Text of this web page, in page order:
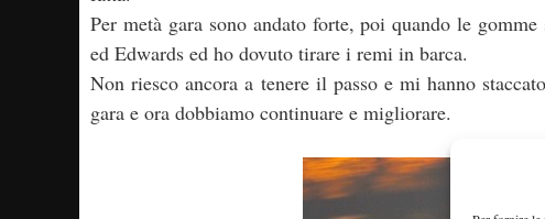
Per metà gara sono andato forte, poi quando le
ed Edwards ed ho dovuto tirare i remi in barca.
Non riesco ancora a tenere il passo e mi hanno
gara e ora dobbiamo continuare e migliorare.